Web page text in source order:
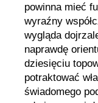
powinna mieć
wyraźny
wygląda
naprawdę
dziesięciu
potraktować
świadomego